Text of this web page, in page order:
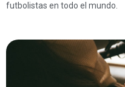
futbolistas en todo el mundo.